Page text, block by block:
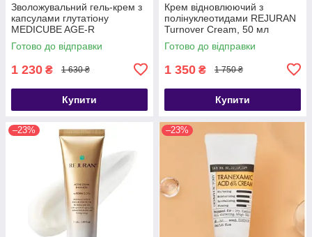
Зволожувальний гель-крем з
капсулами глутатіону
MEDICUBE AGE-R
Glutathione Glow Capsule
Cream 50 мл
Готово до відправки
1 230 ₴ 1 630 ₴
Купити
Крем відновлюючий з
полінуклеотидами REJURAN
Turnover Cream, 50 мл
Готово до відправки
1 350 ₴ 1 750 ₴
Купити
–23% –23%